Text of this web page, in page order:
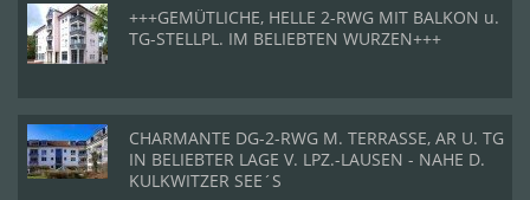
+++GEMÜTLICHE, HELLE 2-RWG MIT BALKON u.
TG-STELLPL. IM BELIEBTEN WURZEN+++
CHARMANTE DG-2-RWG M. TERRASSE, AR U. TG
IN BELIEBTER LAGE V. LPZ.-LAUSEN - NAHE D.
KULKWITZER SEE´S